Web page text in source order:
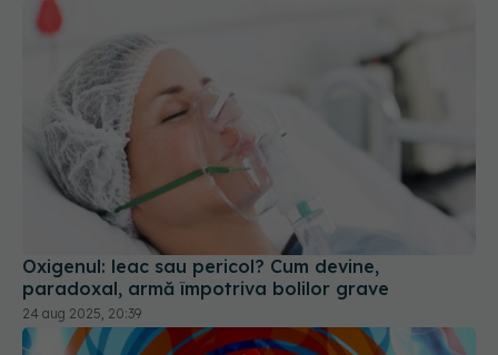
Oxigenul: leac sau pericol? Cum devine,
paradoxal, armă împotriva bolilor grave
24 aug 2025, 20:39